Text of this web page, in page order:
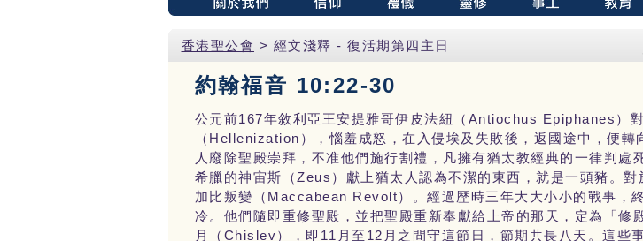
香港聖公會 > 經文淺釋 - 復活期第四主日
約翰福音 10:22-30
公元前167年敘利亞王安提雅哥伊皮法紐（ Antiochus Epiphanes ）
（ Hellenization ），惱羞成怒，在入侵埃及失敗後，返國途中，便
人廢除聖殿崇拜，不准他們施行割禮，凡擁有猶太教經典的一律判
希臘的神宙斯（Zeus ）獻上猶太人認為不潔的東西，就是一頭豬。
加比叛變（ Maccabean Revolt）。經過歷時三年大大小小的戰事，
冷。他們隨即重修聖殿，並把聖殿重新奉獻給上帝的那天，定為「修
月（ Chislev），即 11 月至 12 月之間守這節日，節期共長八天。這些